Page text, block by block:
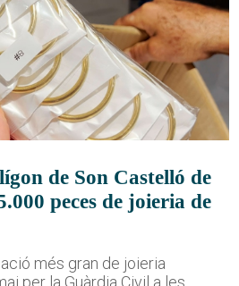
de Son Castelló de
peces de joieria de
més gran de joieria
per la Guàrdia Civil a les